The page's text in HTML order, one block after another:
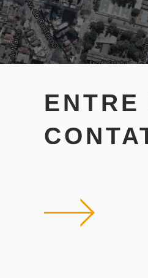
ENTRE